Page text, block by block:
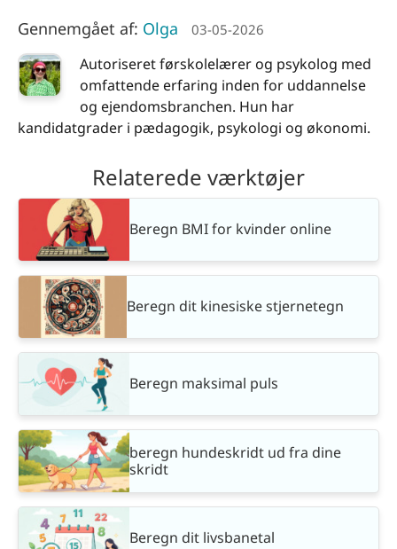
Gennemgået af: Olga 03-05-2026
Autoriseret førskolelærer og psykolog med
omfattende erfaring inden for uddannelse
og ejendomsbranchen. Hun har
kandidatgrader i pædagogik, psykologi og økonomi.
Relaterede værktøjer
Beregn BMI for kvinder online
Beregn dit kinesiske stjernetegn
Beregn maksimal puls
beregn hundeskridt ud fra dine
skridt
Beregn dit livsbanetal